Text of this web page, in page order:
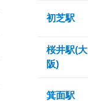
初芝駅
桜井駅(大
阪)
箕面駅